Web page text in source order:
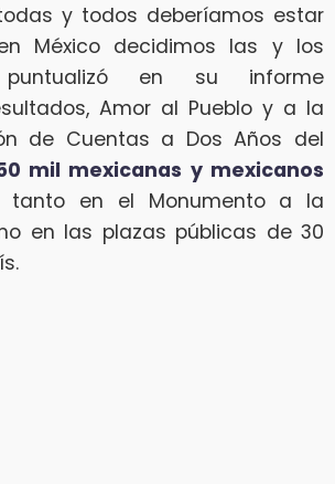
y todos deberíamos estar
México decidimos las y los
puntualizó en su informe
Amor al Pueblo y a la
de Cuentas a Dos Años del
mil mexicanas y mexicanos
tanto en el Monumento a la
en las plazas públicas de 30